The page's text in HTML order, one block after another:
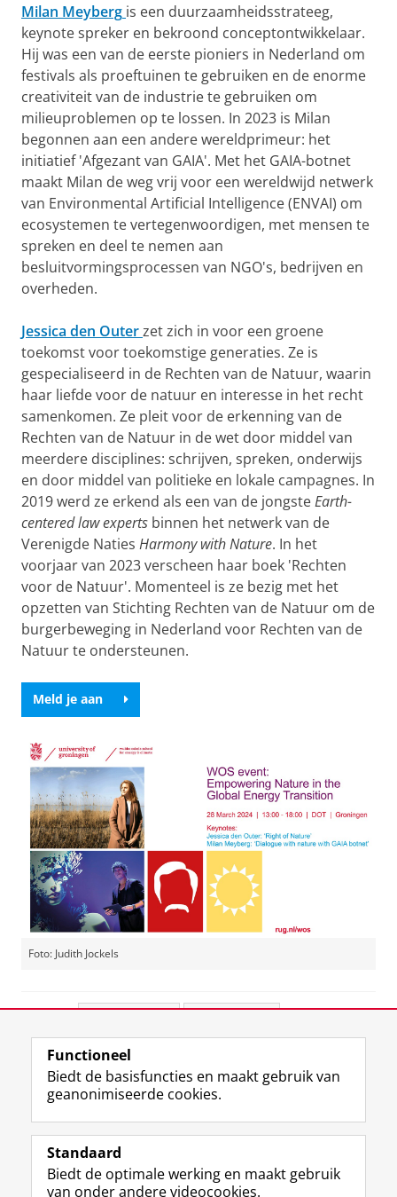
Milan Meyberg is een duurzaamheidsstrateeg,
keynote spreker en bekroond conceptontwikkelaar.
Hij was een van de eerste pioniers in Nederland om
festivals als proeftuinen te gebruiken en de enorme
creativiteit van de industrie te gebruiken om
milieuproblemen op te lossen. In 2023 is Milan
begonnen aan een andere wereldprimeur: het
initiatief 'Afgezant van GAIA'. Met het GAIA-botnet
maakt Milan de weg vrij voor een wereldwijd netwerk
van Environmental Artificial Intelligence (ENVAI) om
ecosystemen te vertegenwoordigen, met mensen te
spreken en deel te nemen aan
besluitvormingsprocessen van NGO's, bedrijven en
overheden.
Jessica den Outerzet zich in voor een groene
toekomst voor toekomstige generaties. Ze is
gespecialiseerd in de Rechten van de Natuur, waarin
haar liefde voor de natuur en interesse in het recht
samenkomen. Ze pleit voor de erkenning van de
Rechten van de Natuur in de wet door middel van
meerdere disciplines: schrijven, spreken, onderwijs
en door middel van politieke en lokale campagnes. In
2019 werd ze erkend als een van de jongsteEarth-
centered law experts binnen het netwerk van de
Verenigde Naties Harmony with Nature. In het
voorjaar van 2023 verscheen haar boek 'Rechten
voor de Natuur'. Momenteel is ze bezig met het
opzetten van Stichting Rechten van de Natuur om de
burgerbeweging in Nederland voor Rechten van de
Natuur te ondersteunen.
Meld je aan
Foto: Judith Jockels
View this page in:English
Volg ons op
L
i
k
Y
o
T
Studiekiezers
Functioneel
Biedt de basisfuncties en maakt gebruik van
geanonimiseerde cookies.
Standaard
Biedt de optimale werking en maakt gebruik
van onder andere videocookies.